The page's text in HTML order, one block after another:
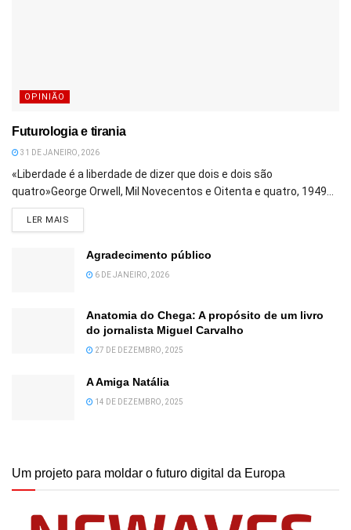
OPINIÃO
Futurologia e tirania
31 DE JANEIRO, 2026
«Liberdade é a liberdade de dizer que dois e dois são
quatro»George Orwell, Mil Novecentos e Oitenta e quatro, 1949...
LER MAIS
Agradecimento público
6 DE JANEIRO, 2026
Anatomia do Chega: A propósito de um livro
do jornalista Miguel Carvalho
27 DE DEZEMBRO, 2025
A Amiga Natália
14 DE DEZEMBRO, 2025
Um projeto para moldar o futuro digital da Europa